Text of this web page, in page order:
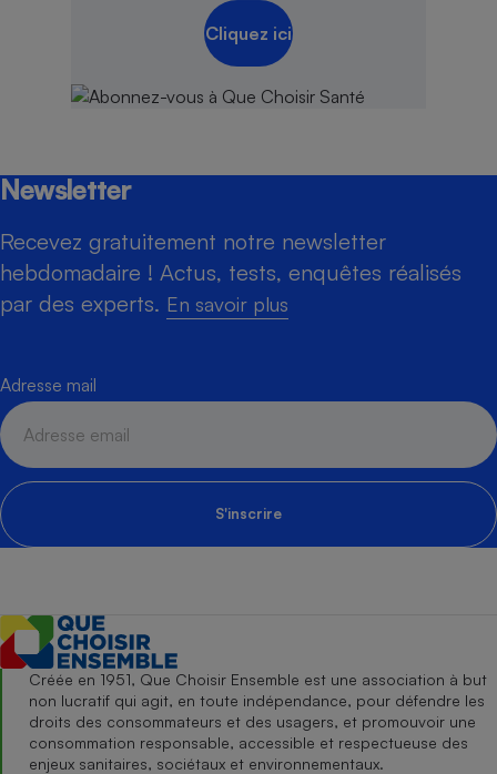
Cliquez ici
Newsletter
Recevez gratuitement notre newsletter
hebdomadaire ! Actus, tests, enquêtes réalisés
par des experts. En savoir plus
Adresse mail
S'inscrire
Créée en 1951, Que Choisir Ensemble est une association à but
non lucratif qui agit, en toute indépendance, pour défendre les
droits des consommateurs et des usagers, et promouvoir une
consommation responsable, accessible et respectueuse des
enjeux sanitaires, sociétaux et environnementaux.